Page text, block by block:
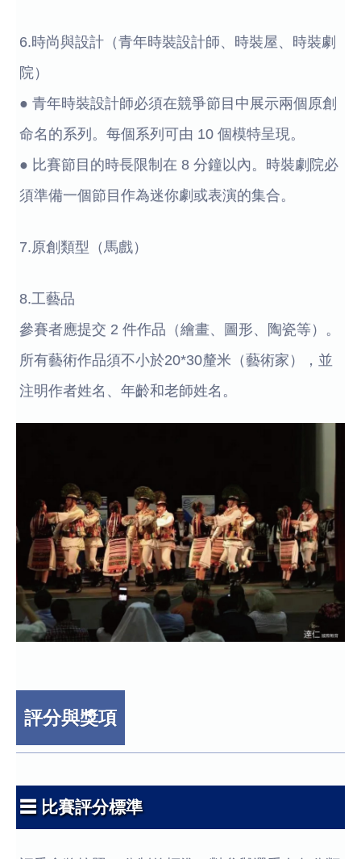
6.時尚與設計（青年時裝設計師、時裝屋、時裝劇
院）
● 青年時裝設計師必須在競爭節目中展示兩個原創
命名的系列。每個系列可由 10 個模特呈現。
● 比賽節目的時長限制在 8 分鐘以內。時裝劇院必
須準備一個節目作為迷你劇或表演的集合。
7.原創類型（馬戲）
8.工藝品
參賽者應提交 2 件作品（繪畫、圖形、陶瓷等）。
所有藝術作品須不小於20*30釐米（藝術家），並
注明作者姓名、年齡和老師姓名。
評分與獎項
☰ 比賽評分標準